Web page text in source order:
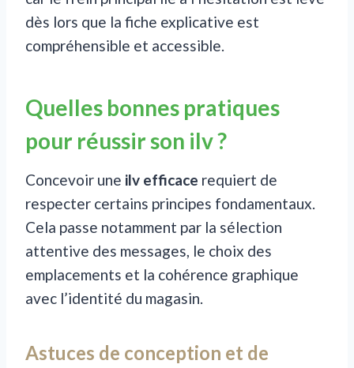
dès lors que la fiche explicative est
compréhensible et accessible.
Quelles bonnes pratiques
pour réussir son ilv ?
Concevoir une ilv efficace requiert de
respecter certains principes fondamentaux.
Cela passe notamment par la sélection
attentive des messages, le choix des
emplacements et la cohérence graphique
avec l’identité du magasin.
Astuces de conception et de